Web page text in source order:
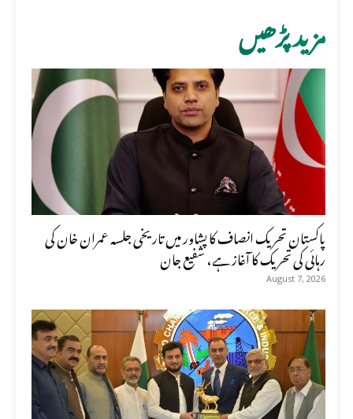
مزید پڑھیں
پاکستان تحریک انصاف کا پشاور میں تاریخی جلسہ عمران خان کی
رہائی کی تحریک کا آغاز ہے، شفیع جان
August 7, 2026